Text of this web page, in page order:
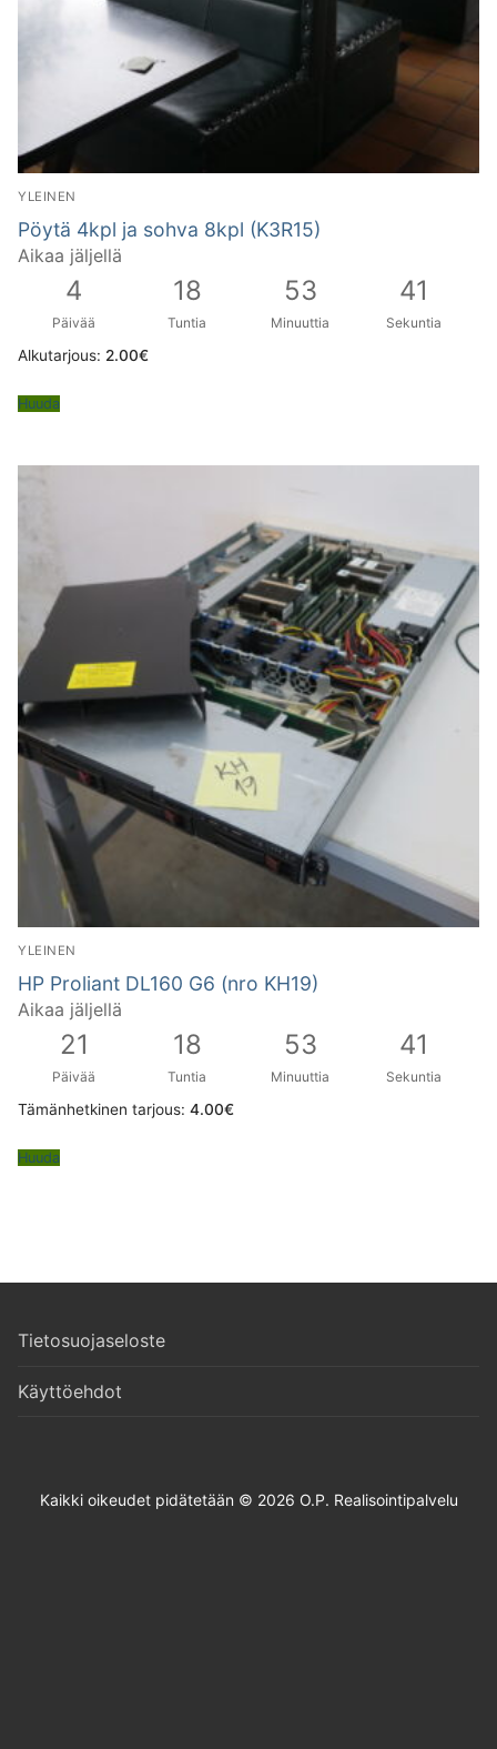
YLEINEN
Pöytä 4kpl ja sohva 8kpl (K3R15)
Aikaa jäljellä
4
Päivää
18
Tuntia
53
Minuuttia
40
Sekuntia
Alkutarjous: 2.00€
Huuda
YLEINEN
HP Proliant DL160 G6 (nro KH19)
Aikaa jäljellä
21
Päivää
18
Tuntia
53
Minuuttia
40
Sekuntia
Tämänhetkinen tarjous: 4.00€
Huuda
Tietosuojaseloste
Käyttöehdot
Kaikki oikeudet pidätetään © 2026 O.P. Realisointipalvelu